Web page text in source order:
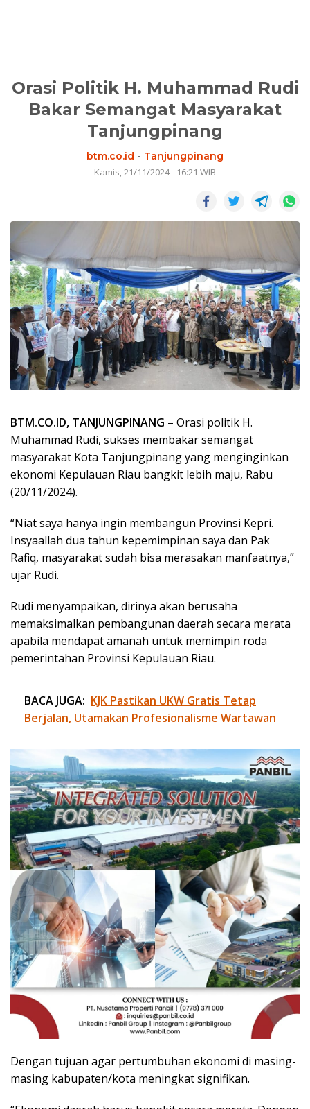
Orasi Politik H. Muhammad Rudi
Bakar Semangat Masyarakat
Tanjungpinang
btm.co.id - Tanjungpinang
Kamis, 21/11/2024 - 16:21 WIB
BTM.CO.ID, TANJUNGPINANG – Orasi politik H.
Muhammad Rudi, sukses membakar semangat
masyarakat Kota Tanjungpinang yang menginginkan
ekonomi Kepulauan Riau bangkit lebih maju, Rabu
(20/11/2024).
“Niat saya hanya ingin membangun Provinsi Kepri.
Insyaallah dua tahun kepemimpinan saya dan Pak
Rafiq, masyarakat sudah bisa merasakan manfaatnya,”
ujar Rudi.
Rudi menyampaikan, dirinya akan berusaha
memaksimalkan pembangunan daerah secara merata
apabila mendapat amanah untuk memimpin roda
pemerintahan Provinsi Kepulauan Riau.
BACA JUGA: KJK Pastikan UKW Gratis Tetap
Berjalan, Utamakan Profesionalisme Wartawan
Dengan tujuan agar pertumbuhan ekonomi di masing-
masing kabupaten/kota meningkat signifikan.